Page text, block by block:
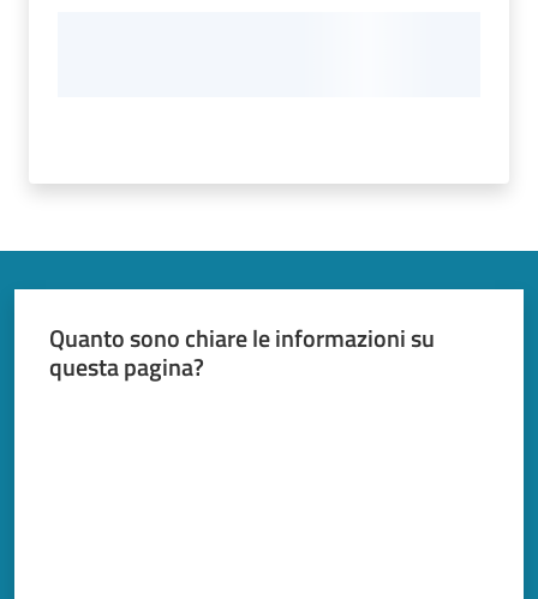
Quanto sono chiare le informazioni su
questa pagina?